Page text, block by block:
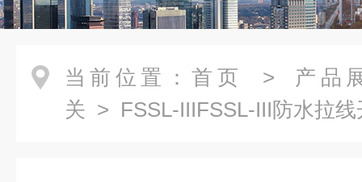
当前位置： 首页 > 产品
关 > FSSL-IIIFSSL-III防水拉线